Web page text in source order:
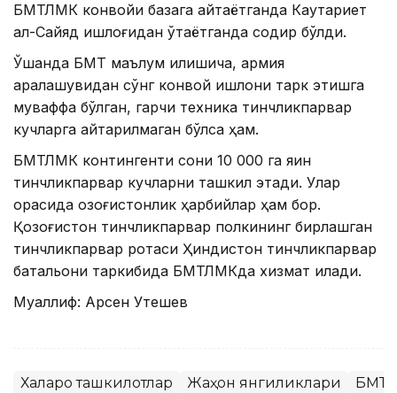
БМТЛМК конвойи базага қайтаётганда Каутариет
ал-Сайяд қишлоғидан ўтаётганда содир бўлди.
Ўшанда БМТ маълум қилишича, армия
аралашувидан сўнг конвой қишлоқни тарк этишга
муваффақ бўлган, гарчи техника тинчликпарвар
кучларга қайтарилмаган бўлса ҳам.
БМТЛМК контингенти сони 10 000 га яқин
тинчликпарвар кучларни ташкил этади. Улар
орасида қозоғистонлик ҳарбийлар ҳам бор.
Қозоғистон тинчликпарвар полкининг бирлашган
тинчликпарвар ротаси Ҳиндистон тинчликпарвар
батальони таркибида БМТЛМКда хизмат қилади.
Муаллиф: Арсен Утешев
Халқаро ташкилотлар Жаҳон янгиликлари БМТ